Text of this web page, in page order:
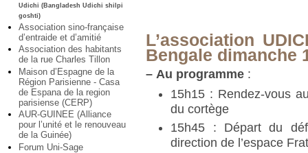
Udichi (Bangladesh Udichi shilpi
goshti)
Association sino-française
d’entraide et d’amitié
Association des habitants
de la rue Charles Tillon
Maison d’Espagne de la
Région Parisienne - Casa
de Espana de la region
parisiense (CERP)
AUR-GUINEE (Alliance
pour l’unité et le renouveau
de la Guinée)
Forum Uni-Sage
L’association
Bengale dimanche
– Au programme :
15h15 : Rendez-vous
du cortège
15h45 : Départ du
direction de l’espace